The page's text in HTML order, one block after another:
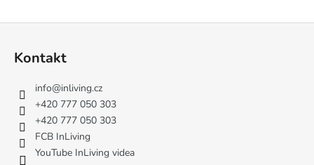
Kontakt
info@inliving.cz
+420 777 050 303
+420 777 050 303
FCB InLiving
YouTube InLiving videa